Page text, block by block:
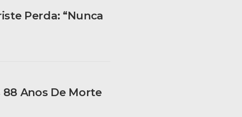
Perda: “Nunca
88 Anos De Morte